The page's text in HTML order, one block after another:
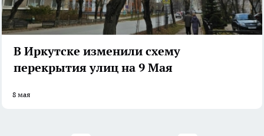
В Иркутске изменили схему
перекрытия улиц на 9 Мая
8 мая